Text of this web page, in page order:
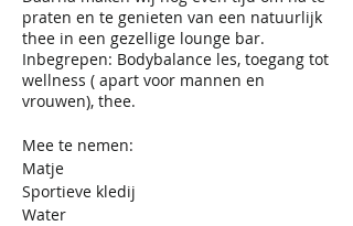
praten en te genieten van een natuurlijk
thee in een gezellige lounge bar.
Inbegrepen: Bodybalance les, toegang tot
wellness ( apart voor mannen en
vrouwen), thee.
Mee te nemen:
Matje
Sportieve kledij
Water